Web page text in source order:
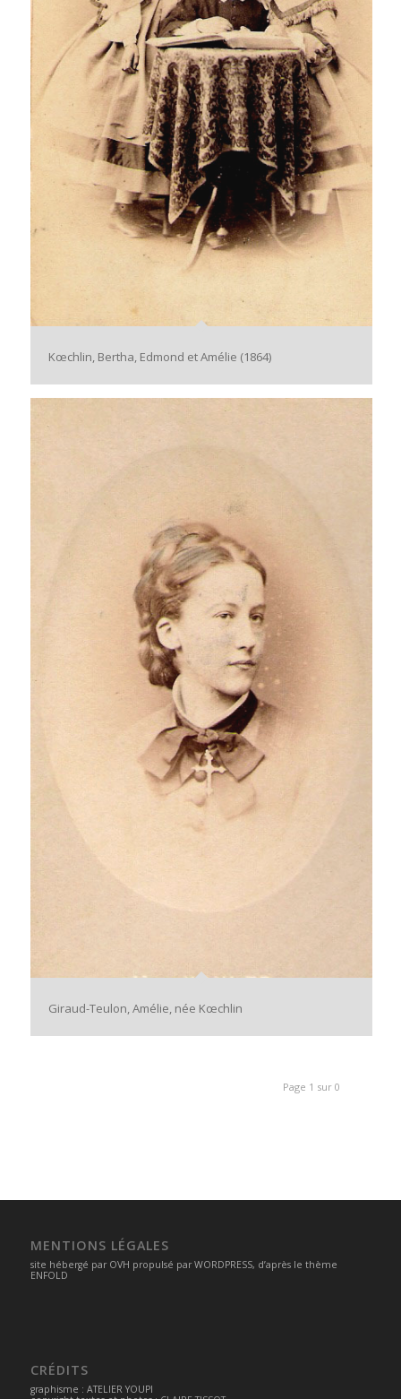
Kœchlin, Bertha, Edmond et Amélie (1864)
Giraud-Teulon, Amélie, née Kœchlin
Page 1 sur 0
MENTIONS LÉGALES
site hébergé par OVH propulsé parWORDPRESS, d’après le thème
ENFOLD
CRÉDITS
graphisme : ATELIER YOUPI